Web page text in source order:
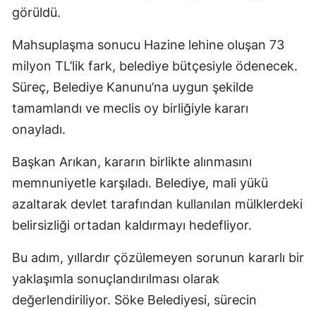
görüldü.
Mahsuplaşma sonucu Hazine lehine oluşan 73
milyon TL’lik fark, belediye bütçesiyle ödenecek.
Süreç, Belediye Kanunu’na uygun şekilde
tamamlandı ve meclis oy birliğiyle kararı
onayladı.
Başkan Arıkan, kararın birlikte alınmasını
memnuniyetle karşıladı. Belediye, mali yükü
azaltarak devlet tarafından kullanılan mülklerdeki
belirsizliği ortadan kaldırmayı hedefliyor.
Bu adım, yıllardır çözülemeyen sorunun kararlı bir
yaklaşımla sonuçlandırılması olarak
değerlendiriliyor. Söke Belediyesi, sürecin